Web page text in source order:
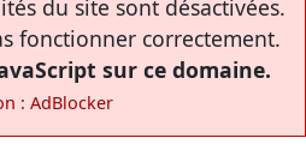
du site sont désactivées.
fonctionner correctement.
sur ce domaine.
: AdBlocker